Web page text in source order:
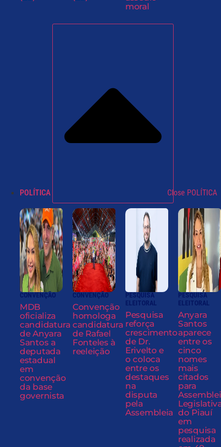
moral
POLÍTICA Close POLÍTICA
CONVENÇÃO
MDB
oficializa
candidatura
de Anyara
Santos a
deputada
estadual
em
convenção
da base
governista
CONVENÇÃO
Convenção
homologa
candidatura
de Rafael
Fonteles à
reeleição
PESQUISA
ELEITORAL
Pesquisa
reforça
crescimento
de Dr.
Erivelto e
o coloca
entre os
destaques
na
disputa
pela
Assembleia
PESQUISA
ELEITORAL
Anyara
Santos
aparece
entre os
cinco
nomes
mais
citados
para
do Piauí
em
pesquisa
realizada